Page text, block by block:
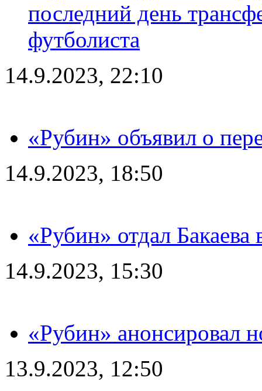
последний день
футболиста
14.9.2023, 22:10
«Рубин» объявил о
14.9.2023, 18:50
«Рубин» отдал
14.9.2023, 15:30
«Рубин» анонсировал
13.9.2023, 12:50